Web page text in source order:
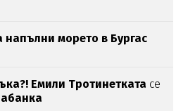
напълни морето в Бургас
Емили Тротинетката се